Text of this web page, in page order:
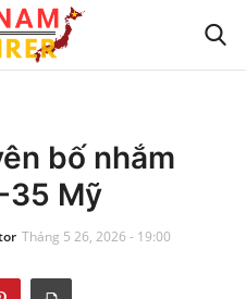
bố nhắm
35 Mỹ
Tháng 5 26, 2026 - 19:00